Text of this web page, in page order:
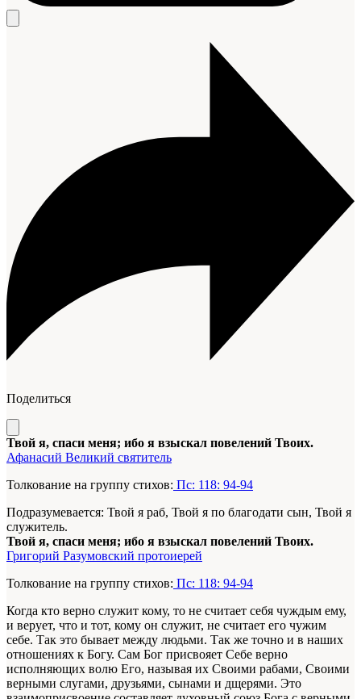
Поделиться
Твой я, спаси меня; ибо я взыскал повелений Твоих.
Афанасий Великий святитель
Толкование на группу стихов: Пс: 118: 94-94
Подразумевается: Твой я раб, Твой я по благодати сын, Твой я
служитель.
Твой я, спаси меня; ибо я взыскал повелений Твоих.
Григорий Разумовский протоиерей
Толкование на группу стихов: Пс: 118: 94-94
Когда кто верно служит кому, то не считает себя чуждым ему,
и верует, что и тот, кому он служит, не считает его чужим
себе. Так это бывает между людьми. Так же точно и в наших
отношениях к Богу. Сам Бог присвояет Себе верно
исполняющих волю Его, называя их Своими рабами, Своими
верными слугами, друзьями, сынами и дщерями. Это